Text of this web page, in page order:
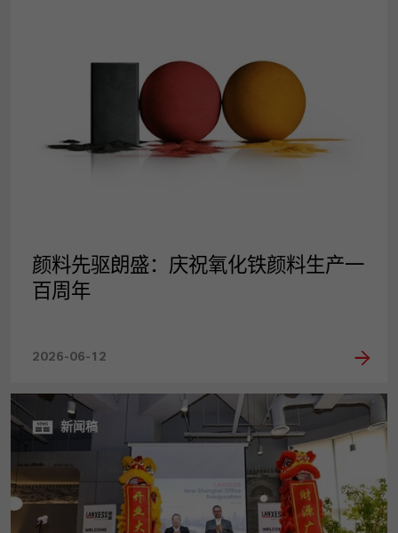
颜料先驱朗盛：庆祝氧化铁颜料生产一
百周年
2026-06-12
新闻稿